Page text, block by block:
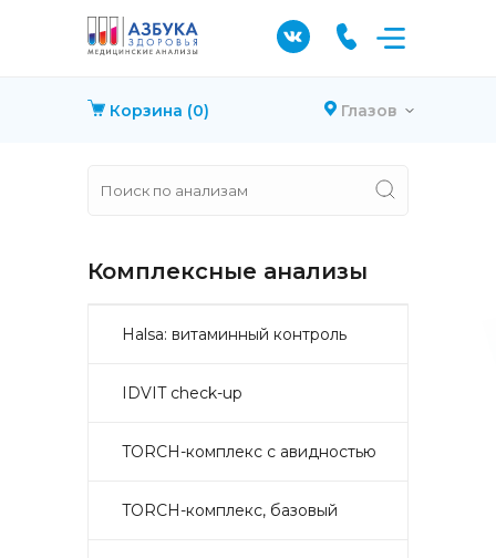
Корзина (0) Глазов
Комплексные анализы
Halsa: витаминный контроль
IDVIT check-up
TORCH-комплекс с авидностью
TORCH-комплекс, базовый